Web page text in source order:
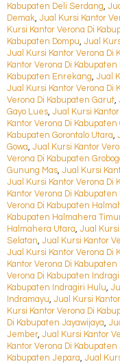
Kabupaten Deli Serdang,
Demak, Jual Kursi Kantor
Kursi Kantor Verona Di
Kabupaten Dompu, Jual
Jual Kursi Kantor Verona Di
Kantor Verona Di Kabupaten
Kabupaten Enrekang, Jual
Jual Kursi Kantor Verona Di
Verona Di Kabupaten Garut,
Gayo Lues, Jual Kursi
Kantor Verona Di Kabupaten
Kabupaten Gorontalo Utara,
Gowa, Jual Kursi Kantor
Verona Di Kabupaten
Gunung Mas, Jual Kursi
Jual Kursi Kantor Verona Di
Kantor Verona Di
Verona Di Kabupaten
Kabupaten Halmahera
Halmahera Utara, Jual
Selatan, Jual Kursi Kantor
Jual Kursi Kantor Verona Di
Kantor Verona Di
Verona Di Kabupaten
Kabupaten Indragiri Hulu,
Indramayu, Jual Kursi
Kursi Kantor Verona Di
Di Kabupaten Jayawijaya,
Jember, Jual Kursi Kantor
Kantor Verona Di
Kabupaten Jepara, Jual